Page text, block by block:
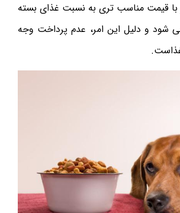
قیمت مناسب تری به نسبت غذای بسته
شود و دلیل این امر، عدم پرداخت وجه